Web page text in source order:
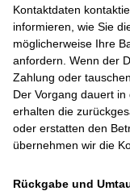
Kontaktdaten
informieren, wie Sie
möglicherweise Ihre
anfordern. Wenn der
Zahlung oder
Der Vorgang dauert
erhalten die
oder erstatten den
übernehmen wir die
Rückgabe und